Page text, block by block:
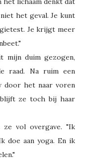
het geval. Je kunt
Je krijgt meer
mijn duim gezogen,
raad. Na ruim een
door het naar voren
blijft ze toch bij haar
ze vol overgave. "Ik
doe aan yoga. En ik